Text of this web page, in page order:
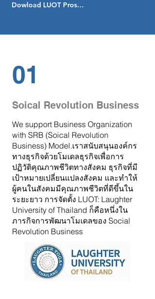
Dowload LUOT Prospectus
01
Soical Revolution Business
We support Business Organization
with SRB (Soical Revolution
Business) Model.เราสนับสนุนองค์กร
ทางธุรกิจด้วยโมเดลธุรกิจเพื่อการ
ปฏิวัติคุณภาพชีวิตทางสังคม ธุรกิจที่มี
เป้าหมายเปลี่ยนแปลงสังคม และทำให้
ผู้คนในสังคมมีคุณภาพชีวิตที่ดีขึ้นใน
ระยะยาว การจัดตั้ง LUOT: Laughter
University of Thailand ก็คือหนึ่งใน
ภารกิจการพัฒนาโมเดลของ Social
Revolution Business